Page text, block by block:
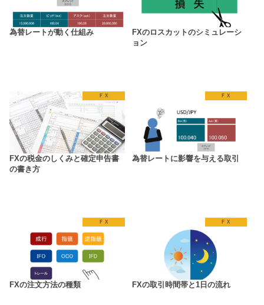
為替レートが動く仕組み
FXのロスカットのシミュレーシ
ョン
ＦＸ
FXの税金のしくみと確定申告書
の書き方
ＦＸ
為替レートに影響を与える取引
ＦＸ
FXの注文方法の種類
ＦＸ
FXの取引時間帯と1日の流れ